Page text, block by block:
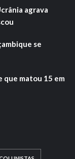
agrava
se
que matou 15 em